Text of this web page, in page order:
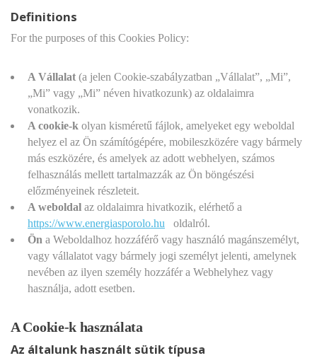
Definitions
For the purposes of this Cookies Policy:
A Vállalat (a jelen Cookie-szabályzatban „Vállalat”, „Mi”,
„Mi” vagy „Mi” néven hivatkozunk) az oldalaimra
vonatkozik.
A cookie-k olyan kisméretű fájlok, amelyeket egy weboldal
helyez el az Ön számítógépére, mobileszközére vagy bármely
más eszközére, és amelyek az adott webhelyen, számos
felhasználás mellett tartalmazzák az Ön böngészési
előzményeinek részleteit.
A weboldal az oldalaimra hivatkozik, elérhető a
https://www.energiasporolo.hu oldalról.
Ön a Weboldalhoz hozzáférő vagy használó magánszemélyt,
vagy vállalatot vagy bármely jogi személyt jelenti, amelynek
nevében az ilyen személy hozzáfér a Webhelyhez vagy
használja, adott esetben.
A Cookie-k használata
Az általunk használt sütik típusa